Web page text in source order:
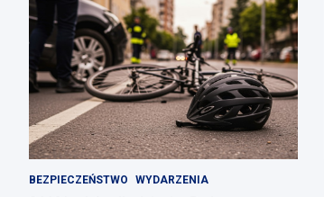
BEZPIECZEŃSTWO WYDARZENIA